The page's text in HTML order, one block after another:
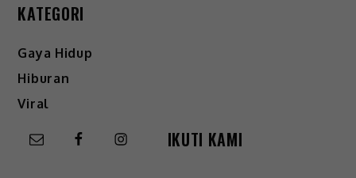
KATEGORI
Gaya Hidup
Hiburan
Viral
IKUTI KAMI